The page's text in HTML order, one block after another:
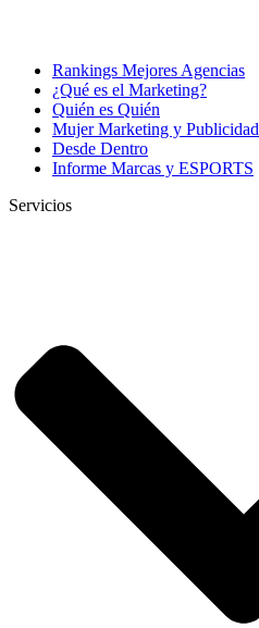
Rankings Mejores Agencias
¿Qué es el Marketing?
Quién es Quién
Mujer Marketing y Publicidad
Desde Dentro
Informe Marcas y ESPORTS
Servicios